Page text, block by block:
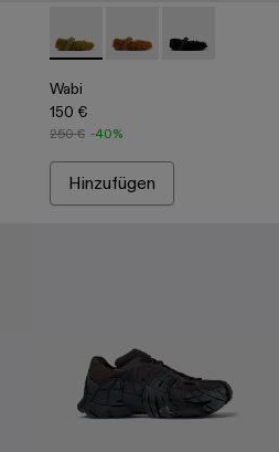
Spangenschuh aus
- Grüner Spangenschuh aus
002
Wabi - A500036-003 -
Wabi - A500036-002
Wabi -
Wabi
150 €
250 € -40%
Hinzufügen